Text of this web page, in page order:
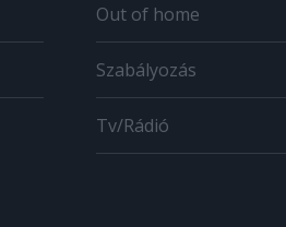
Out of home
Szabályozás
Tv/Rádió